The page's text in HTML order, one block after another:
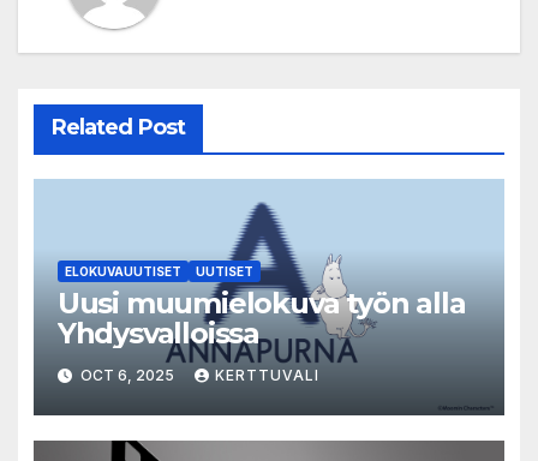
Related Post
ELOKUVAUUTISET UUTISET
Uusi muumielokuva työn alla
Yhdysvalloissa
OCT 6, 2025 KERTTUVALI